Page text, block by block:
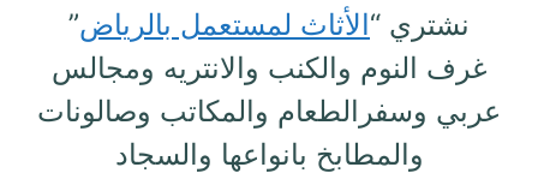
نشتري “الأثاث لمستعمل بالرياض”
غرف النوم والكنب والانتريه ومجالس
عربي وسفرالطعام والمكاتب وصالونات
والمطابخ بانواعها والسجاد